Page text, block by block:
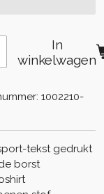
In
winkelwagen
1002210-
tekst gedrukt
borst